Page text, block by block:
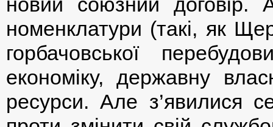
номенклатури (такі, як
горбачовської
економіку, державну
ресурси. Але з’явилися